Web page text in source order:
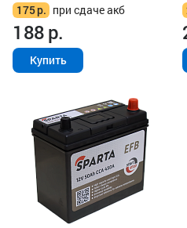
175р. при сдаче акб
188р.
Купить